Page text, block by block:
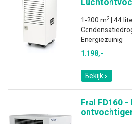
1-200 m2
| 44
Energiezuinig
1.198,-
Bekijk
Fral FD160